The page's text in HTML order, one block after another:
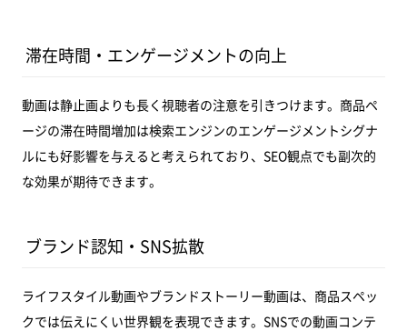
滞在時間・エンゲージメントの向上
動画は静止画よりも長く視聴者の注意を引きつけます。商品ペ
ージの滞在時間増加は検索エンジンのエンゲージメントシグナ
ルにも好影響を与えると考えられており、SEO観点でも副次的
な効果が期待できます。
ブランド認知・SNS拡散
ライフスタイル動画やブランドストーリー動画は、商品スペッ
クでは伝えにくい世界観を表現できます。SNSでの動画コンテ